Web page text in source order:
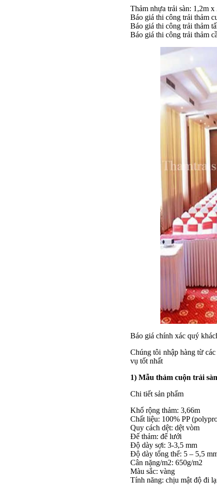
Thảm nhựa trải sàn: 1,2m
Báo giá thi công trải thảm
Báo giá thi công trải thảm
Báo giá thi công trải thảm
Báo giá chính xác quý
Chúng tôi nhập hàng từ
vụ tốt nhất
1) Mẫu thảm cuộn trải
Chi tiết sản phẩm
Khổ rộng thảm: 3,66m
Chất liệu: 100% PP
Quy cách dệt: dệt vòm
Đế thảm: đế lưới
Độ dày sợi: 3-3,5 mm
Độ dày tổng thể: 5 – 5,5
Cân nặng/m2: 650g/m2
Màu sắc: vàng
Tính năng: chịu mật độ đi